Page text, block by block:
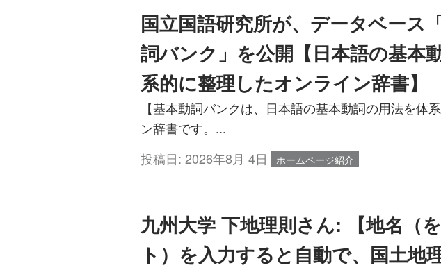
国立国語研究所が、データベース
詞バンク」を公開【日本語の基本
系的に整理したオンライン辞書】
【基本動詞バンクは、日本語の基本動詞の用法を体
ン辞書です。...
投稿日: 2026年8月 4日 ホームページ紹介
九州大学 下地理則さん: 【地名（
ト）を入力すると自動で、国土地